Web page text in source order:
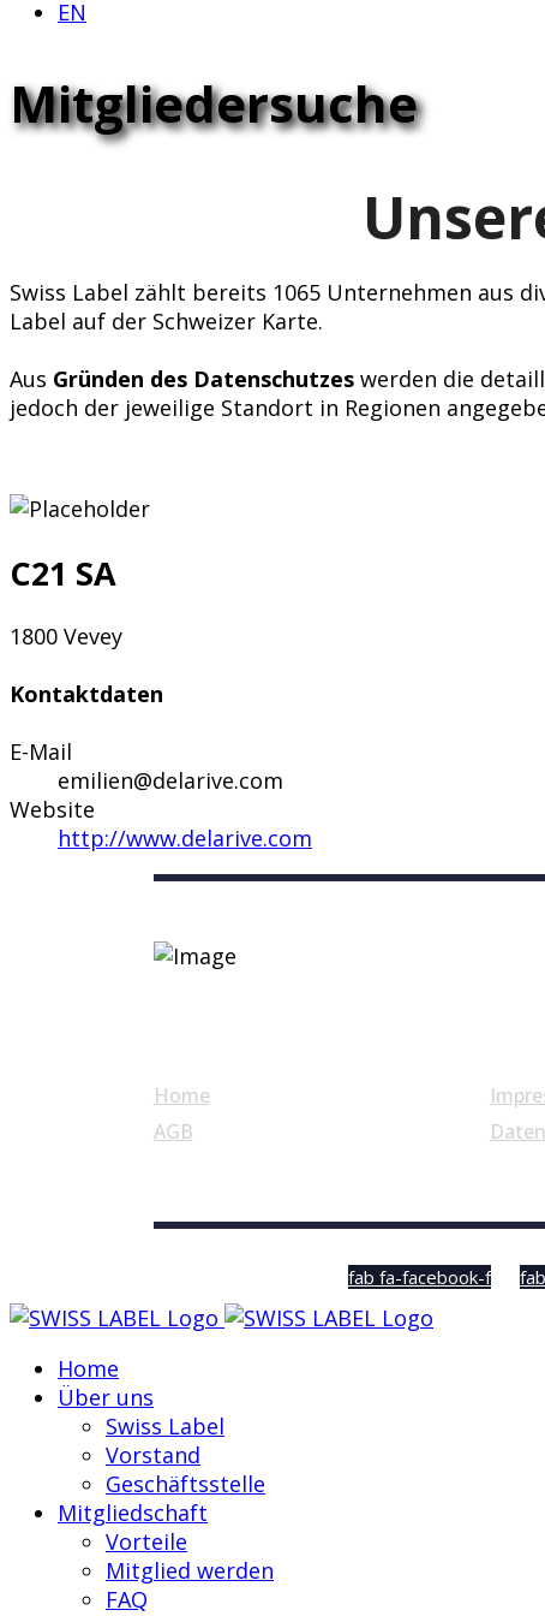
EN
Mitgliedersuche
Swiss Label zählt bereits 1065 Unternehmen aus
Label auf der Schweizer Karte.
Aus Gründen des Datenschutzes werden die
jedoch der jeweilige Standort in Regionen
C21 SA
1800 Vevey
Kontaktdaten
E-Mail
emilien@delarive.com
Website
http://www.delarive.com
Home
AGB
fab fa-facebook-f
Home
Über uns
Swiss Label
Vorstand
Geschäftsstelle
Mitgliedschaft
Vorteile
Mitglied werden
FAQ